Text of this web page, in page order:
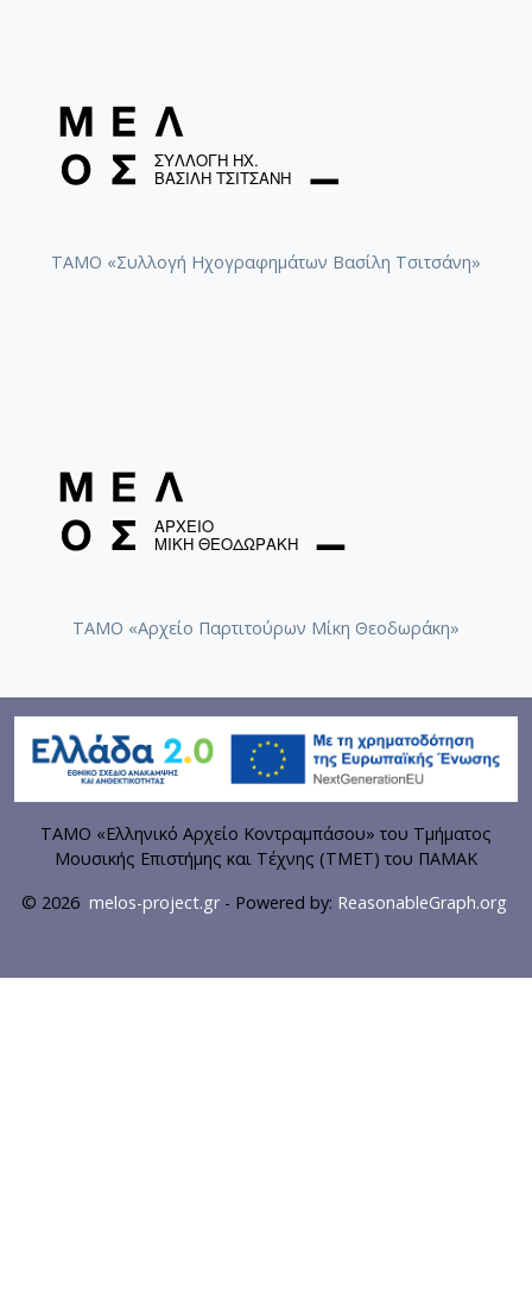
ΤΑΜΟ «Συλλογή Ηχογραφημάτων Βασίλη Τσιτσάνη»
ΤΑΜΟ «Αρχείο Παρτιτούρων Μίκη Θεοδωράκη»
ΤΑΜΟ «Ελληνικό Αρχείο Κοντραμπάσου» του Τμήματος
Μουσικής Επιστήμης και Τέχνης (ΤΜΕΤ) του ΠΑΜΑΚ
© 2026 melos-project.gr- Powered by: ReasonableGraph.org